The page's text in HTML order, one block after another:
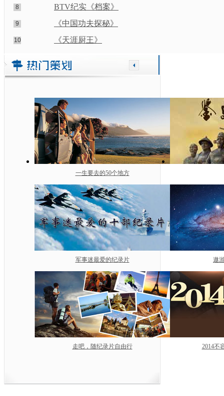
8 BTV纪实《档案》
9 《中国功夫探秘》
10 《天涯厨王》
一生要去的50个地方
军事迷最爱的纪录片
走吧，随纪录片自由行
遨
2014不